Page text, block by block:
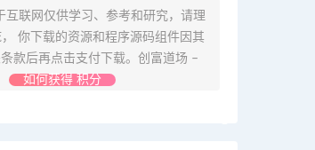
联网仅供学习、参考和研究，请理
你下载的资源和程序源码组件因其
款后再点击支付下载。创富道场 –
如何获得 积分